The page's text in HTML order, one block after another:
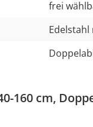
frei
160 cm,